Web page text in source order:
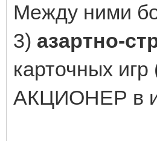
Между ними
3) азартно-
карточных
АКЦИОНЕР в